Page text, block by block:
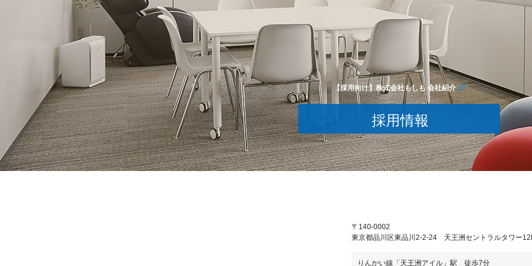
【採用向け】株式会社もしも 会社紹介
採用情報
〒140-0002
東京都品川区東品川2-2-24 天王洲セントラルタワー
りんかい線「天王洲アイル」駅 徒歩7分